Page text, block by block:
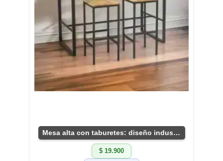
Mesa alta con taburetes: diseño industrial único.
$ 19.900